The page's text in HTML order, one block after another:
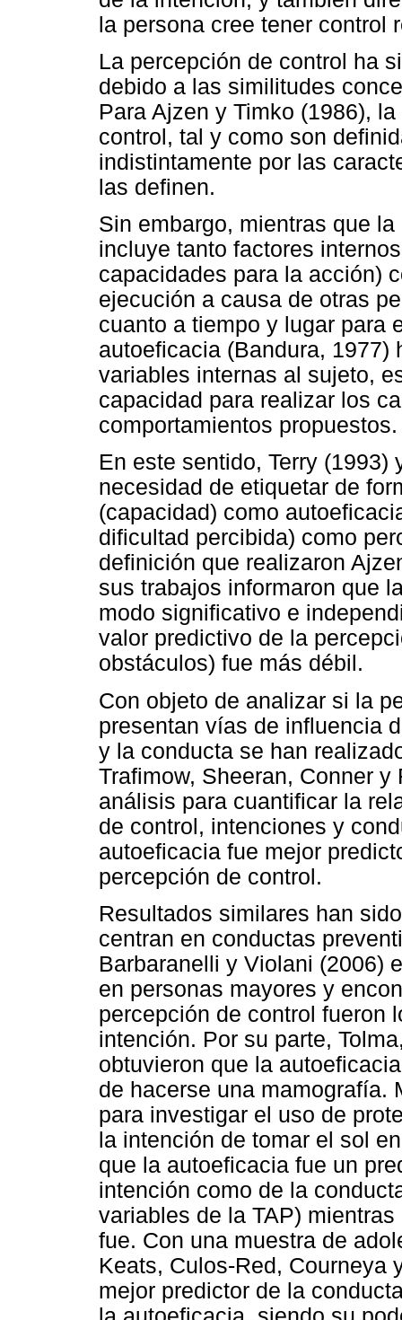
la persona cree tener control
La percepción de control ha
debido a las similitudes
Para Ajzen y Timko (1986),
control, tal y como son
indistintamente por las
las definen.
Sin embargo, mientras que
incluye tanto factores
capacidades para la acción)
ejecución a causa de otras
cuanto a tiempo y lugar para
autoeficacia (Bandura, 1977)
variables internas al sujeto,
capacidad para realizar los
comportamientos propuestos.
En este sentido, Terry (1993)
necesidad de etiquetar de
(capacidad) como
dificultad percibida) como
definición que realizaron
sus trabajos informaron que
modo significativo e
valor predictivo de la
obstáculos) fue más débil.
Con objeto de analizar si la
presentan vías de influencia
y la conducta se han
Trafimow, Sheeran, Conner
análisis para cuantificar la
de control, intenciones y
autoeficacia fue mejor
percepción de control.
Resultados similares han
centran en conductas
Barbaranelli y Violani (2006)
en personas mayores y
percepción de control fueron
intención. Por su parte,
obtuvieron que la
de hacerse una mamografía.
para investigar el uso de
la intención de tomar el sol
que la autoeficacia fue un
intención como de la
variables de la TAP)
fue. Con una muestra de
Keats, Culos-Red, Courneya
mejor predictor de la